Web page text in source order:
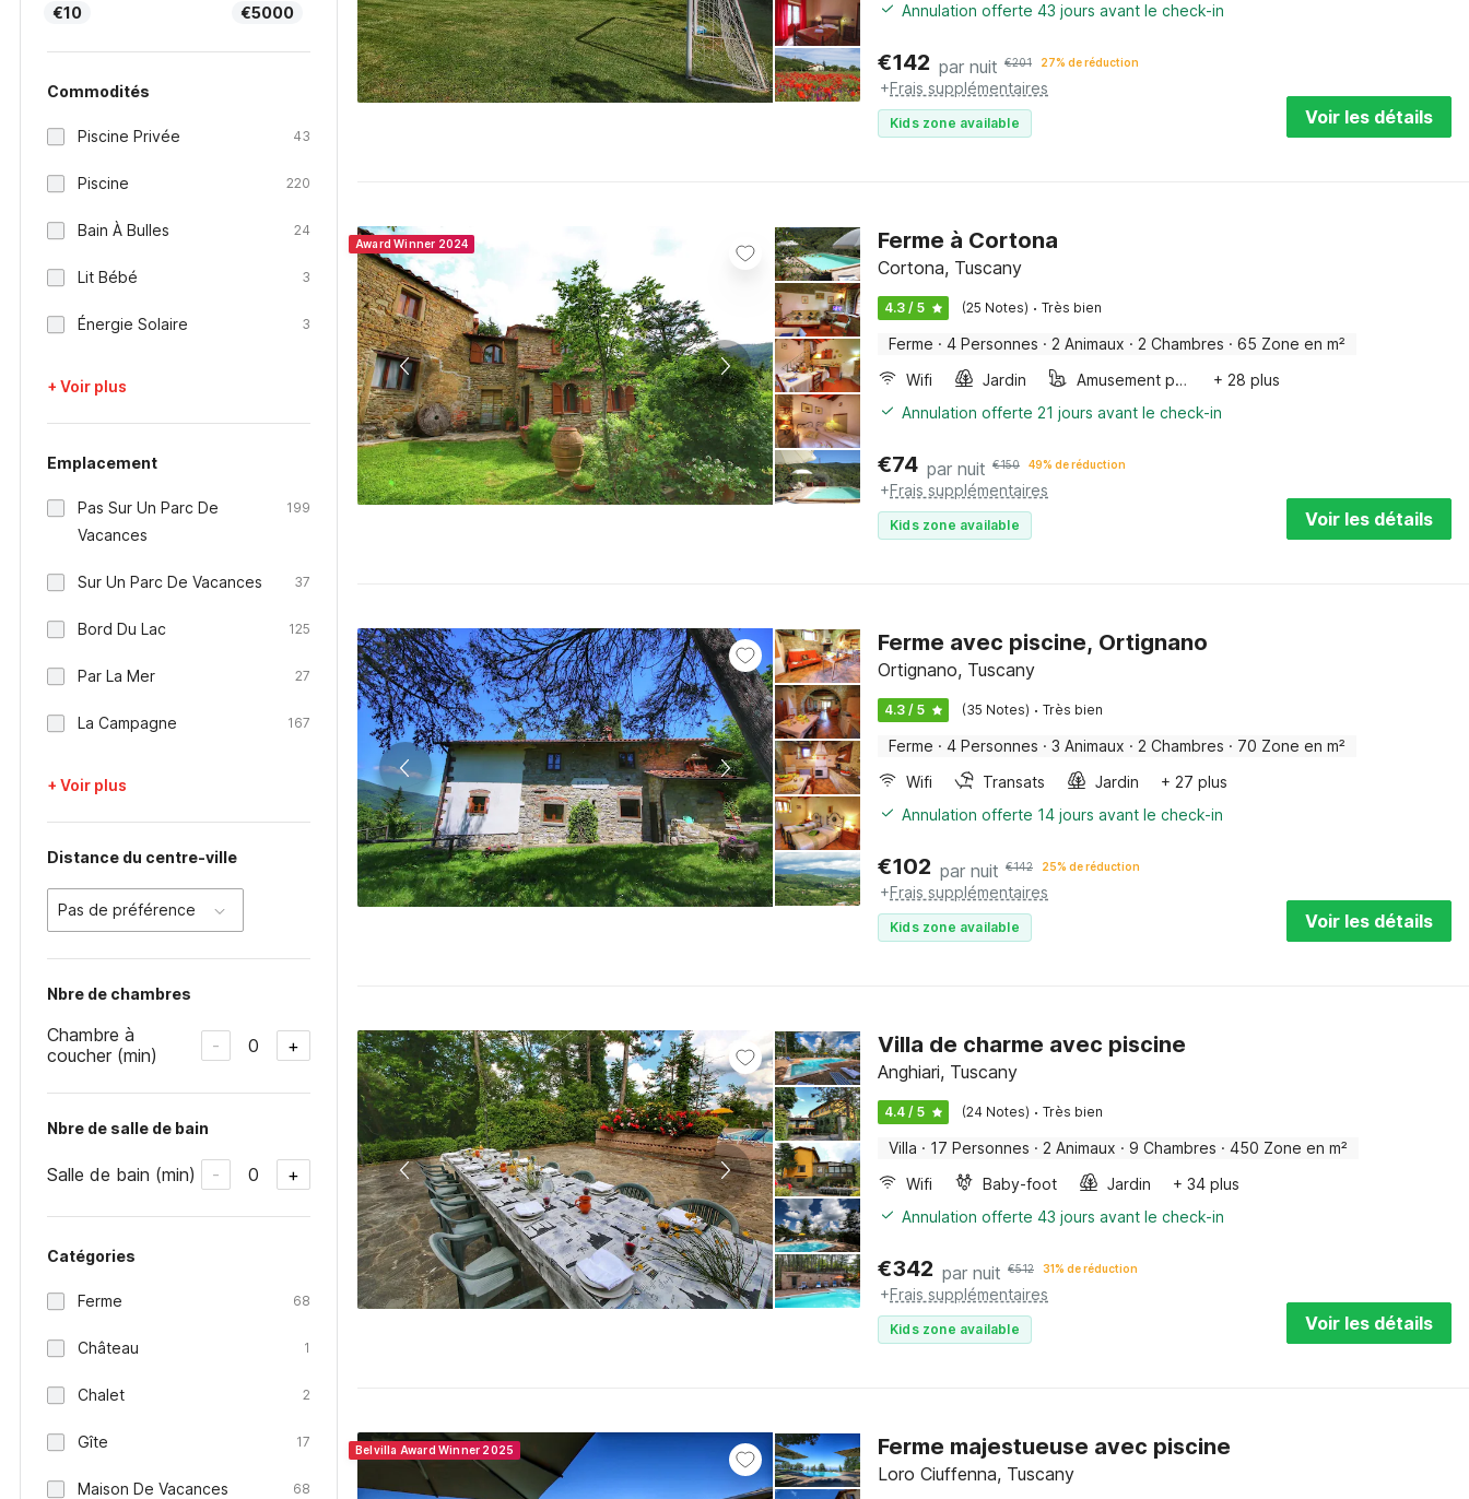
€10 €5000
Commodités
Piscine Privée 43
Piscine 220
Bain À Bulles 24
Lit Bébé 3
Énergie Solaire 3
+ Voir plus
Emplacement
Pas Sur Un Parc De
Vacances
199
Sur Un Parc De Vacances 37
Bord Du Lac 125
Par La Mer 27
La Campagne 167
+ Voir plus
Distance du centre-ville
Pas de préférence
Nbre de chambres
Chambre à
coucher (min)
- 0 +
Nbre de salle de bain
Salle de bain (min) - 0 +
Catégories
Ferme 68
Château 1
Chalet 2
Gîte 17
Maison De Vacances 68
Annulation offerte 43 jours avant le check-in
€142 par nuit €201 27% de réduction
+Frais supplémentaires
Kids zone available Voir les détails
Award Winner 2024 Ferme à Cortona
Cortona, Tuscany
4.3 / 5 (25 Notes) · Très bien
Ferme · 4 Personnes · 2 Animaux · 2 Chambres · 65 Zone en m²
Wifi
Jardin Amusement pour les enfants
+ 28 plus
Annulation offerte 21 jours avant le check-in
€74 par nuit €150 49% de réduction
+Frais supplémentaires
Kids zone available Voir les détails
Ferme avec piscine, Ortignano
Ortignano, Tuscany
4.3 / 5 (35 Notes) · Très bien
Ferme · 4 Personnes · 3 Animaux · 2 Chambres · 70 Zone en m²
Wifi
Transats Jardin
+ 27 plus
Annulation offerte 14 jours avant le check-in
€102 par nuit €142 25% de réduction
+Frais supplémentaires
Kids zone available Voir les détails
Villa de charme avec piscine
Anghiari, Tuscany
4.4 / 5 (24 Notes) · Très bien
Villa · 17 Personnes · 2 Animaux · 9 Chambres · 450 Zone en m²
Wifi
Baby-foot Jardin
+ 34 plus
Annulation offerte 43 jours avant le check-in
€342 par nuit €512 31% de réduction
+Frais supplémentaires
Kids zone available Voir les détails
Belvilla Award Winner 2025 Ferme majestueuse avec piscine
Loro Ciuffenna, Tuscany